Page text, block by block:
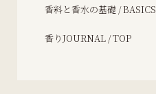
香料と香水の基礎 / BASICS
香りJOURNAL / TOP